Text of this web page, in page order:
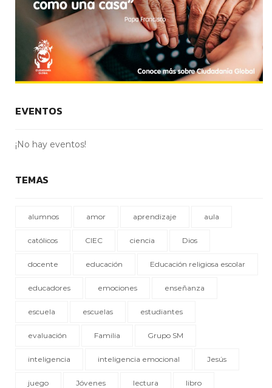
EVENTOS
¡No hay eventos!
TEMAS
alumnos amor aprendizaje aula
católicos CIEC ciencia Dios
docente educación Educación religiosa escolar
educadores emociones enseñanza
escuela escuelas estudiantes
evaluación Familia Grupo SM
inteligencia inteligencia emocional Jesús
juego Jóvenes lectura libro